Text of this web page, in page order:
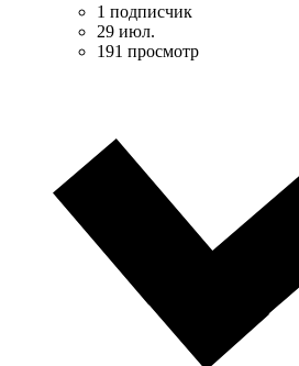
1 подписчик
29 июл.
191 просмотр